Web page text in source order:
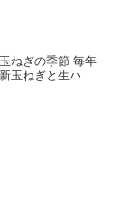
ねぎの季節 毎年
玉ねぎと生ハ...